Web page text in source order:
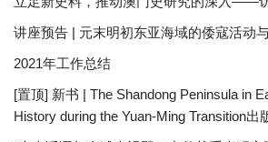
讲座预告 | 元末明初东亚海域的倭寇活动
2021年工作总结
[置顶] 新书 | The Shandong Peninsula in
History during the Yuan-Ming Transition出